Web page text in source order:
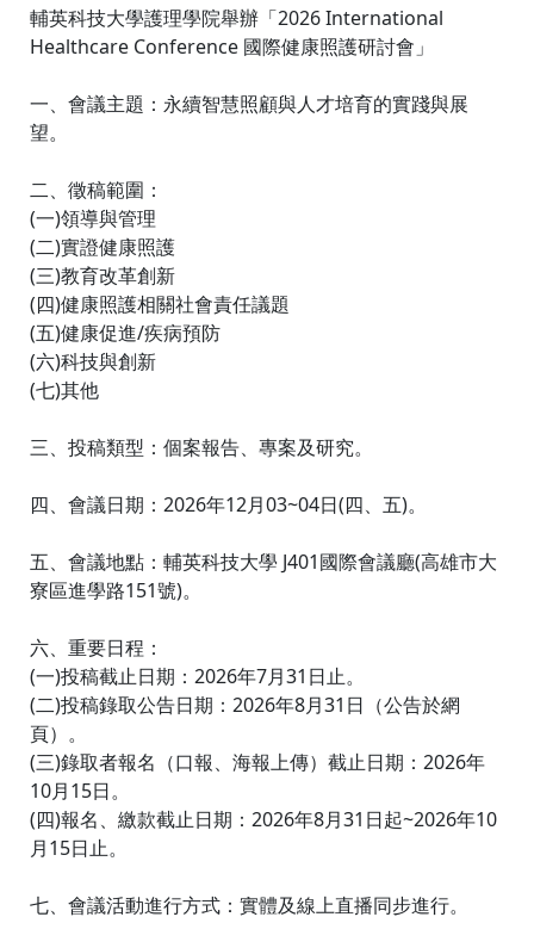
輔英科技大學護理學院舉辦「2026 International
Healthcare Conference 國際健康照護研討會」
一、會議主題：永續智慧照顧與人才培育的實踐與展
望。
二、徵稿範圍：
(一)領導與管理
(二)實證健康照護
(三)教育改革創新
(四)健康照護相關社會責任議題
(五)健康促進/疾病預防
(六)科技與創新
(七)其他
三、投稿類型：個案報告、專案及研究。
四、會議日期：2026年12月03~04日(四、五)。
五、會議地點：輔英科技大學 J401國際會議廳(高雄市大
寮區進學路151號)。
六、重要日程：
(一)投稿截止日期：2026年7月31日止。
(二)投稿錄取公告日期：2026年8月31日（公告於網
頁）。
(三)錄取者報名（口報、海報上傳）截止日期：2026年
10月15日。
(四)報名、繳款截止日期：2026年8月31日起~2026年10
月15日止。
七、會議活動進行方式：實體及線上直播同步進行。